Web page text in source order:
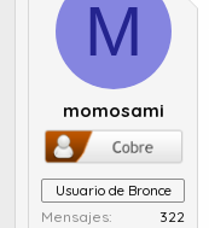
M
momosami
Usuario de Bronce
Mensajes
322